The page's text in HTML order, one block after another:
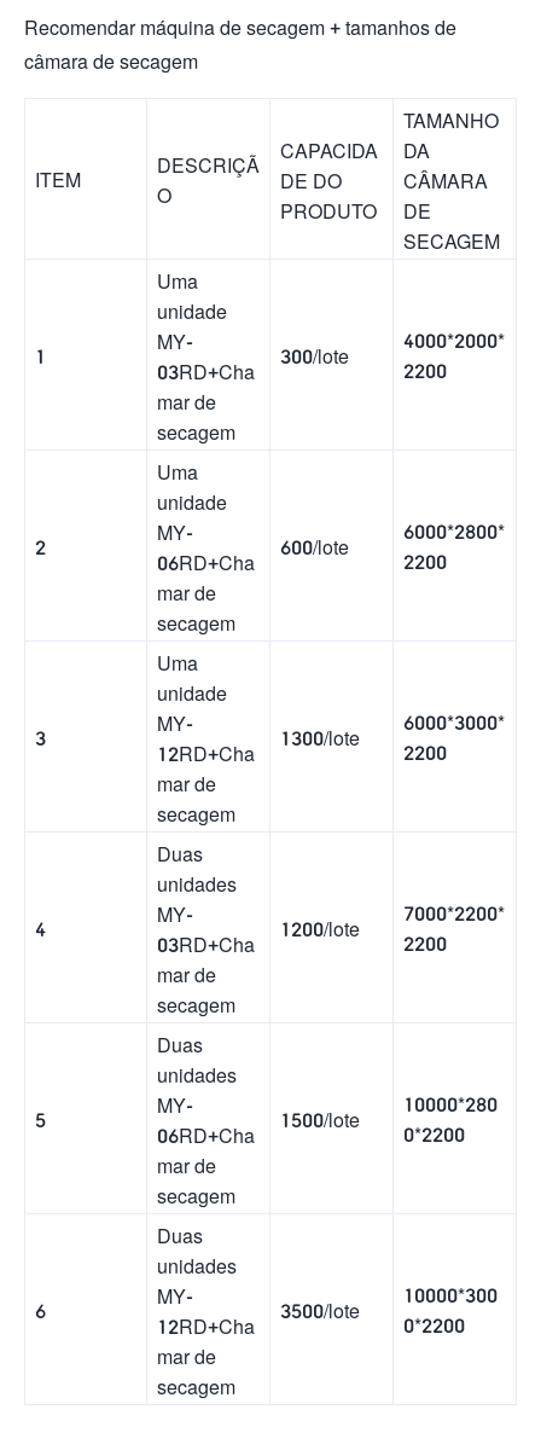
Recomendar máquina de secagem + tamanhos de
câmara de secagem
ITEM
DESCRIÇÃ
O
CAPACIDA
DE DO
PRODUTO
TAMANHO
DA
CÂMARA
DE
SECAGEM
1
Uma
unidade
MY-
03RD+Cha
mar de
secagem
300/lote
4000*2000*
2200
2
Uma
unidade
MY-
06RD+Cha
mar de
secagem
600/lote
6000*2800*
2200
3
Uma
unidade
MY-
12RD+Cha
mar de
secagem
1300/lote
6000*3000*
2200
4
Duas
unidades
MY-
03RD+Cha
mar de
secagem
1200/lote
7000*2200*
2200
5
Duas
unidades
MY-
06RD+Cha
mar de
secagem
1500/lote
10000*280
0*2200
6
Duas
unidades
MY-
12RD+Cha
mar de
secagem
3500/lote
10000*300
0*2200